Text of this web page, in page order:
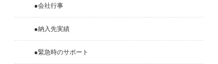
●会社行事
●納入先実績
●緊急時のサポート